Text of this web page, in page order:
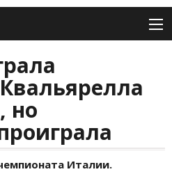
но
Италии.